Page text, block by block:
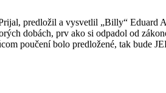
predložil a vysvetlil „Billy“ Eduard
dobách, prv ako si odpadol od
poučení bolo predložené, tak